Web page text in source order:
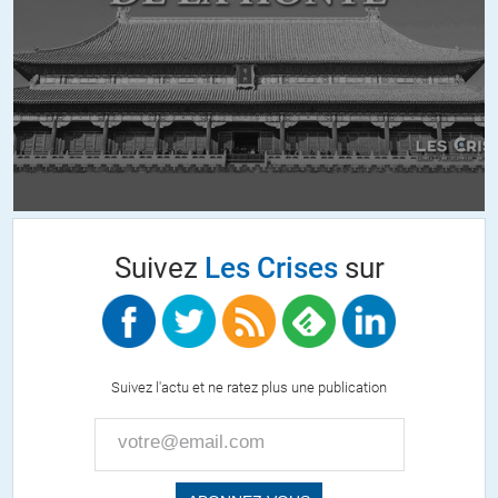
C’est demain qu’on rase gratis.
On ne change pas une équipe qui « gagne »…
nécessaires à sa survie sont politiquement inacceptables en
L’autre alternative, c’est de mettre fin à la démocratie – ce qui est
déjà le cas dans la réalité : le peuple n’a plus aucun maîtrise sur des
ses suites est l’acte de décès de la démocratie (elle était déjà bien
entamée auparavant, mais là c’est désormais public).
Si l’euro saute, selon moi ce sera pour d’autres raisons qu’une
Suivez Les Crisessur
Suivez l'actu et ne ratez plus une publication